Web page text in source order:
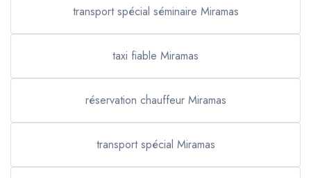
transport spécial séminaire Miramas
taxi fiable Miramas
réservation chauffeur Miramas
transport spécial Miramas